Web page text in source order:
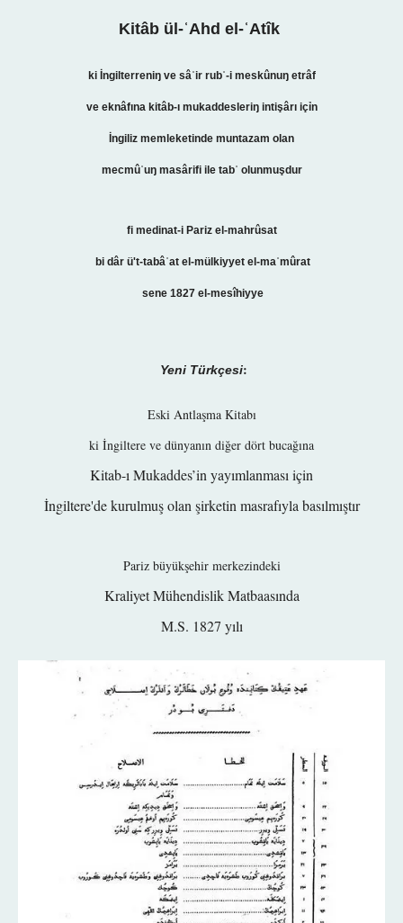
Kitâb ül-ʿAhd el-ʿAtîk
ki İngilterreniŋ ve sâʾir rubʿ-i meskûnuŋ etrâf
ve eknâfına kitâb-ı mukaddesleriŋ intişârı içỉn
İngiliz memleketinde muntazam olan
mecmûʿuŋ masârifi ile tabʿ olunmuşdur
fi medinat-i Pariz el-mahrûsat
bi dâr ü't-tabâʿat el-mülkiyyet el-maʿmûrat
sene 1827 el-mesîhiyye
Yeni Türkçesi:
Eski Antlaşma Kitabı
ki İngiltere ve dünyanın diğer dört bucağına
Kitab-ı Mukaddes’in yayımlanması için
İngiltere'de kurulmuş olan şirketin masrafıyla basılmıştır
Pariz büyükşehir merkezindeki
Kraliyet Mühendislik Matbaasında
M.S. 1827 yılı